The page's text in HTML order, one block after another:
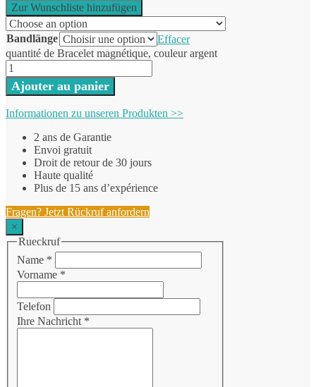
Zur Wunschliste hinzufügen
Bandlänge
Effacer
quantité de Bracelet magnétique, couleur argent
Ajouter au panier
Informationen zu unseren Produkten >>
2 ans de Garantie
Envoi gratuit
Droit de retour de 30 jours
Haute qualité
Plus de 15 ans d’expérience
Fragen? Jetzt Rückruf anfordern
×
Rueckruf
Name *
Vorname *
Telefon
Ihre Nachricht *